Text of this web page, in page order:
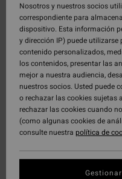
Nosotros y nuestros socios
correspondiente para
dispositivo. Esta información
y dirección IP) puede
contenido personalizados,
los contenidos, presentar las
mejor a nuestra audiencia,
nuestros socios. Usted puede
o rechazar las cookies sujetas
rechazar las cookies cuando
(como algunas cookies de
consulte nuestra política de